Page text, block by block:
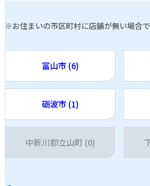
※お住まいの市区町村に店舗が無い場合
富山市 (6)
砺波市 (1)
中新川郡立山町 (0)